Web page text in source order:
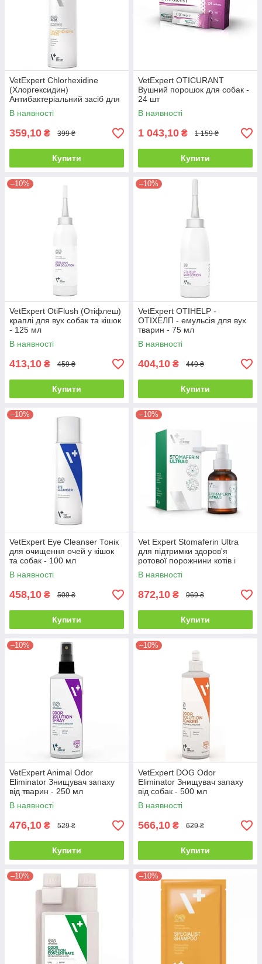
VetExpert Chlorhexidine
(Хлоргексидин)
Антибактеріальний засіб для
собак та котів - 100 мл
В наявності
359,10 ₴ 399 ₴
Купити
VetExpert OTICURANT
Вушний порошок для собак -
24 шт
В наявності
1 043,10 ₴ 1 159 ₴
Купити
–10%
VetExpert OtiFlush (Отіфлеш)
краплі для вух собак та кішок
- 125 мл
В наявності
413,10 ₴ 459 ₴
Купити
–10%
VetExpert OTIHELP -
ОТІХЕЛП - емульсія для вух
тварин - 75 мл
В наявності
404,10 ₴ 449 ₴
Купити
–10%
VetExpert Eye Cleanser Тонік
для очищення очей у кішок
та собак - 100 мл
В наявності
458,10 ₴ 509 ₴
Купити
–10%
Vet Expert Stomaferin Ultra
для підтримки здоров'я
ротової порожнини котів і
собак - 30 мл
В наявності
872,10 ₴ 969 ₴
Купити
–10%
VetExpert Animal Odor
Eliminator Знищувач запаху
від тварин - 250 мл
В наявності
476,10 ₴ 529 ₴
Купити
–10%
VetExpert DOG Odor
Eliminator Знищувач запаху
від собак - 500 мл
В наявності
566,10 ₴ 629 ₴
Купити
–10% –10%